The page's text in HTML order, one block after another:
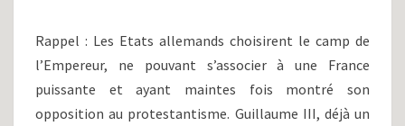
DE
L’ULTIME
CONFLIT
(1701-
Rappel : Les Etats allemands choisirent le camp de
l’Empereur, ne pouvant s’associer à une France
puissante et ayant maintes fois montré son
opposition au protestantisme. Guillaume III, déjà un